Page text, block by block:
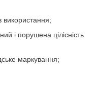
використання;
і порушена цілісність
маркування;